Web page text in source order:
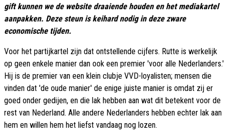
gift kunnen we de website draaiende houden en het mediakartel
aanpakken. Deze steun is keihard nodig in deze zware
economische tijden.
Voor het partijkartel zijn dat ontstellende cijfers. Rutte is werkelijk
op geen enkele manier dan ook een premier 'voor alle Nederlanders.'
Hij is de premier van een klein clubje VVD-loyalisten; mensen die
vinden dat 'de oude manier' de enige juiste manier is omdat zij er
goed onder gedijen, en die lak hebben aan wat dit betekent voor de
rest van Nederland. Alle andere Nederlanders hebben echter lak aan
hem en willen hem het liefst vandaag nog lozen.